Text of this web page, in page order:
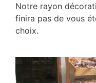
Notre rayon
finira pas de vous
choix.